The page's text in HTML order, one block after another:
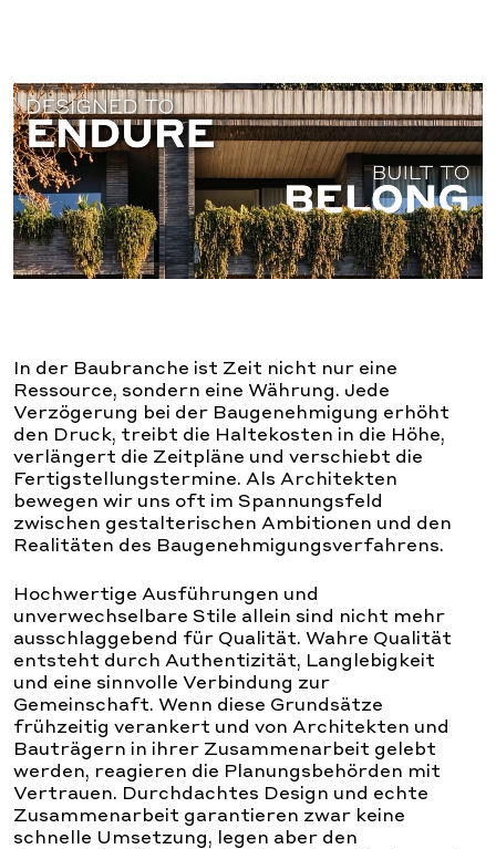
In der Baubranche ist Zeit nicht nur eine
Ressource, sondern eine Währung. Jede
Verzögerung bei der Baugenehmigung erhöht
den Druck, treibt die Haltekosten in die Höhe,
verlängert die Zeitpläne und verschiebt die
Fertigstellungstermine. Als Architekten
bewegen wir uns oft im Spannungsfeld
zwischen gestalterischen Ambitionen und den
Realitäten des Baugenehmigungsverfahrens.
Hochwertige Ausführungen und
unverwechselbare Stile allein sind nicht mehr
ausschlaggebend für Qualität. Wahre Qualität
entsteht durch Authentizität, Langlebigkeit
und eine sinnvolle Verbindung zur
Gemeinschaft. Wenn diese Grundsätze
frühzeitig verankert und von Architekten und
Bauträgern in ihrer Zusammenarbeit gelebt
werden, reagieren die Planungsbehörden mit
Vertrauen. Durchdachtes Design und echte
Zusammenarbeit garantieren zwar keine
schnelle Umsetzung, legen aber den